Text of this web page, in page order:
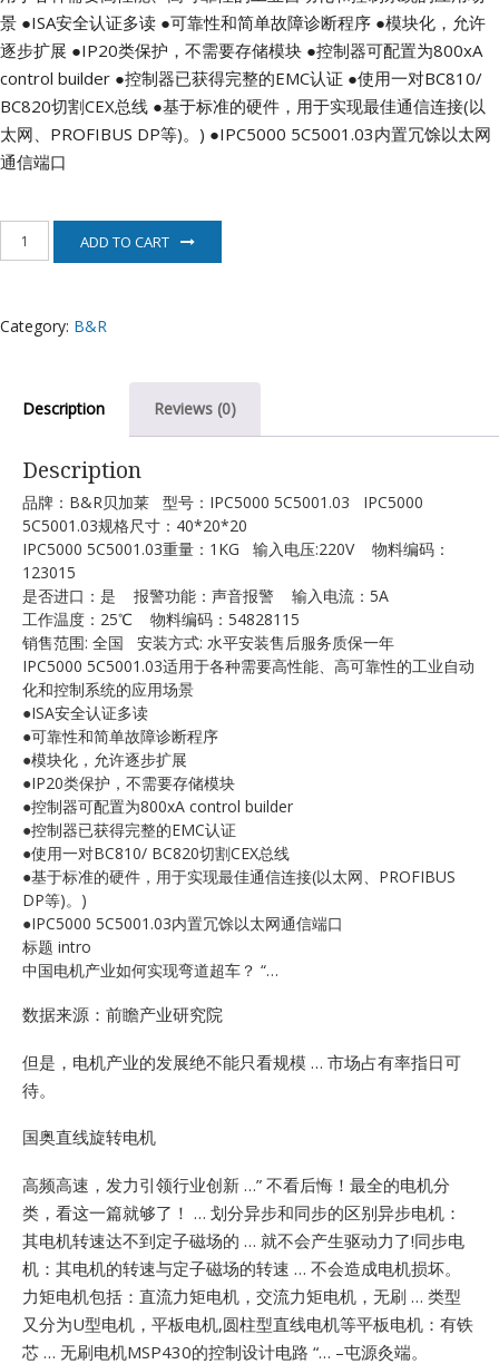
景 ●ISA安全认证多读 ●可靠性和简单故障诊断程序 ●模块化，允许
逐步扩展 ●IP20类保护，不需要存储模块 ●控制器可配置为800xA
control builder ●控制器已获得完整的EMC认证 ●使用一对BC810/
BC820切割CEX总线 ●基于标准的硬件，用于实现最佳通信连接(以
太网、PROFIBUS DP等)。) ●IPC5000 5C5001.03内置冗馀以太网
通信端口
5C5001.03
电
ADD TO CART
Category: B&R
Description Reviews (0)
Description
品牌：B&R贝加莱 型号：IPC5000 5C5001.03 IPC5000
5C5001.03规格尺寸：40*20*20
IPC5000 5C5001.03重量：1KG 输入电压:220V 物料编码：
123015
是否进口：是 报警功能：声音报警 输入电流：5A
工作温度：25℃ 物料编码：54828115
销售范围: 全国 安装方式: 水平安装售后服务质保一年
IPC5000 5C5001.03适用于各种需要高性能、高可靠性的工业自动
化和控制系统的应用场景
●ISA安全认证多读
●可靠性和简单故障诊断程序
●模块化，允许逐步扩展
●IP20类保护，不需要存储模块
●控制器可配置为800xA control builder
●控制器已获得完整的EMC认证
●使用一对BC810/ BC820切割CEX总线
●基于标准的硬件，用于实现最佳通信连接(以太网、PROFIBUS
DP等)。)
●IPC5000 5C5001.03内置冗馀以太网通信端口
标题 intro
中国电机产业如何实现弯道超车？ “…
数据来源：前瞻产业研究院
但是，电机产业的发展绝不能只看规模 … 市场占有率指日可
待。
国奥直线旋转电机
高频高速，发力引领行业创新 …” 不看后悔！最全的电机分
类，看这一篇就够了！ … 划分异步和同步的区别异步电机：
其电机转速达不到定子磁场的 … 就不会产生驱动力了!同步电
机：其电机的转速与定子磁场的转速 … 不会造成电机损坏。
力矩电机包括：直流力矩电机，交流力矩电机，无刷 … 类型
又分为U型电机，平板电机,圆柱型直线电机等平板电机：有铁
芯 … 无刷电机MSP430的控制设计电路 “… –屯源灸端。